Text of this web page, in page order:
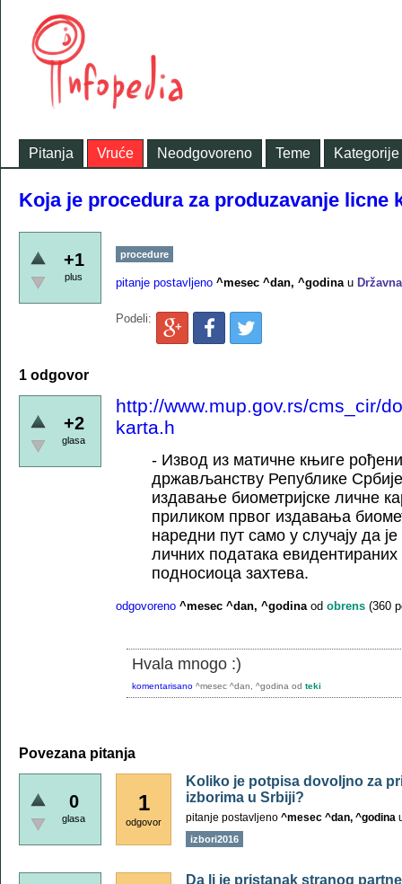
Pitanja Vruće Neodgovoreno Teme Kategorije
Koja je procedura za produzavanje licne
+1
plus
procedure
pitanje postavljeno ^mesec ^dan, ^godina u
Podeli:
1 odgovor
+2
glasa
http://www.mup.gov.rs/cms_cir/
karta.h
- Извод из матичне књиге
држављанству Републике
издавање биометријске личне
приликом првог издавања
наредни пут само у случају да
личних података
подносиоца захтева.
odgovoreno ^mesec ^dan, ^godina od obrens (360
Hvala mnogo :)
komentarisano ^mesec ^dan, ^godina od teki
Povezana pitanja
0
glasa
1
odgovor
Koliko je potpisa dovoljno za
izborima u Srbiji?
pitanje postavljeno ^mesec ^dan, ^godina
izbori2016
Da li je pristanak stranog